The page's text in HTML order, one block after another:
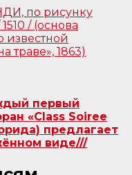
первый
«Class Soiree
предлагает
виде///